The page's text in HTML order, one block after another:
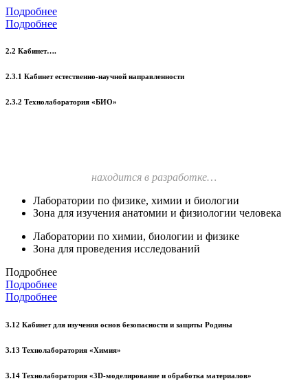
Подробнее
Подробнее
2.2 Кабинет….
2.3.1 Кабинет естественно-научной направленности
2.3.2 Технолаборатория «БИО»
находится в разработке…
Лаборатории по физике, химии и биологии
Зона для изучения анатомии и физиологии человека
Лаборатории по химии, биологии и физике
Зона для проведения исследований
Подробнее
Подробнее
Подробнее
3.12 Кабинет для изучения основ безопасности и защиты Родины
3.13 Технолаборатория «Химия»
3.14 Технолаборатория «3D-моделирование и обработка материалов»